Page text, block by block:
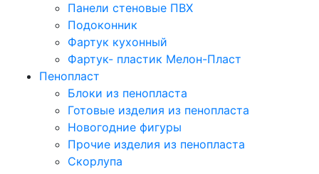
Панели стеновые ПВХ
Подоконник
Фартук кухонный
Фартук- пластик Мелон-Пласт
Пенопласт
Блоки из пенопласта
Готовые изделия из пенопласта
Новогодние фигуры
Прочие изделия из пенопласта
Скорлупа